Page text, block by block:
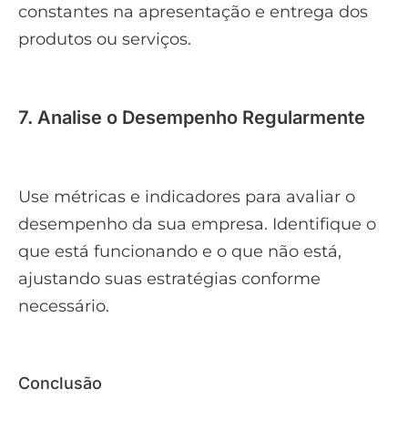
constantes na apresentação e entrega dos
produtos ou serviços.
7. Analise o Desempenho Regularmente
Use métricas e indicadores para avaliar o
desempenho da sua empresa. Identifique o
que está funcionando e o que não está,
ajustando suas estratégias conforme
necessário.
Conclusão